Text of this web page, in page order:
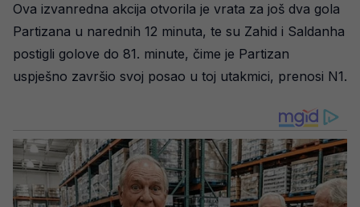
Ova izvanredna akcija otvorila je vrata za još dva gola
Partizana u narednih 12 minuta, te su Zahid i Saldanha
postigli golove do 81. minute, čime je Partizan
uspješno završio svoj posao u toj utakmici, prenosi N1.